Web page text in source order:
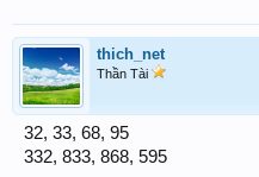
thich_net
Thần Tài
32, 33, 68, 95
332, 833, 868, 595